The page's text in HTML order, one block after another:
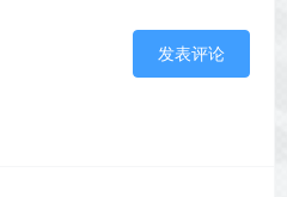
发表评论